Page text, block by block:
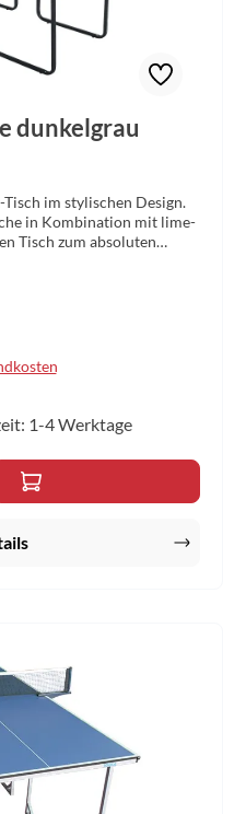
dunkelgrau
im stylischen Design.
in Kombination mit lime-
Tisch zum absoluten
enthalten, sodass
Maße (LxBxH): 168 x 84 x
Zubehör:
1-4 Werktage
den gewünschten